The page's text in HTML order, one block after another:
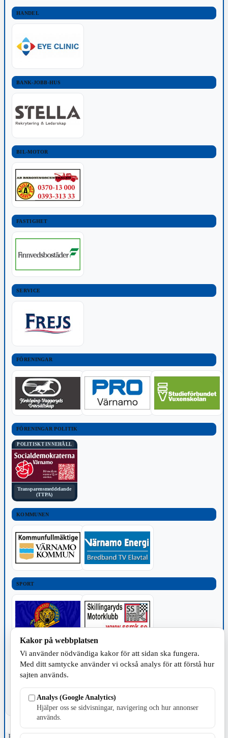
HANDEL
BANK-JOBB-HUS
BIL-MOTOR
FASTIGHET
SERVICE
FÖRENINGAR
FÖRENINGAR POLITIK
POLITISKT INNEHÅLL
Transparensmeddelande
(TTPA)
KOMMUNEN
SPORT
TILLVERKNING
Kakor på webbplatsen
Vi använder nödvändiga kakor för att sidan ska fungera.
Med ditt samtycke använder vi också analys för att förstå hur
sajten används.
Analys (Google Analytics)
Hjälper oss se sidvisningar, navigering och hur annonser
används.